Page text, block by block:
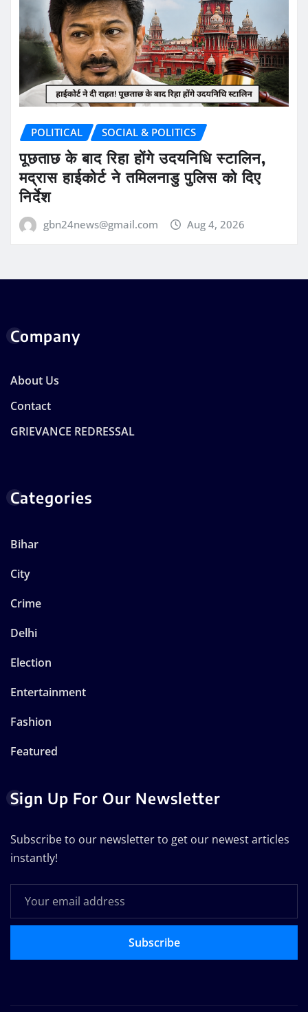
POLITICAL SOCIAL & POLITICS
पूछताछ के बाद रिहा होंगे उदयनिधि स्टालिन,
मद्रास हाईकोर्ट ने तमिलनाडु पुलिस को दिए
निर्देश
gbn24news@gmail.com Aug 4, 2026
Company
About Us
Contact
GRIEVANCE REDRESSAL
Categories
Bihar
City
Crime
Delhi
Election
Entertainment
Fashion
Featured
Sign Up For Our Newsletter
Subscribe to our newsletter to get our newest articles
instantly!
Subscribe